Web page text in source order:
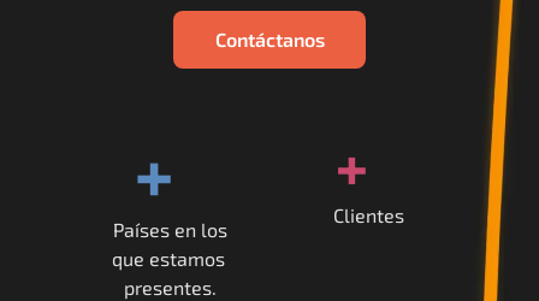
Contáctanos
+
Países en los
que estamos
presentes.
+
Clientes